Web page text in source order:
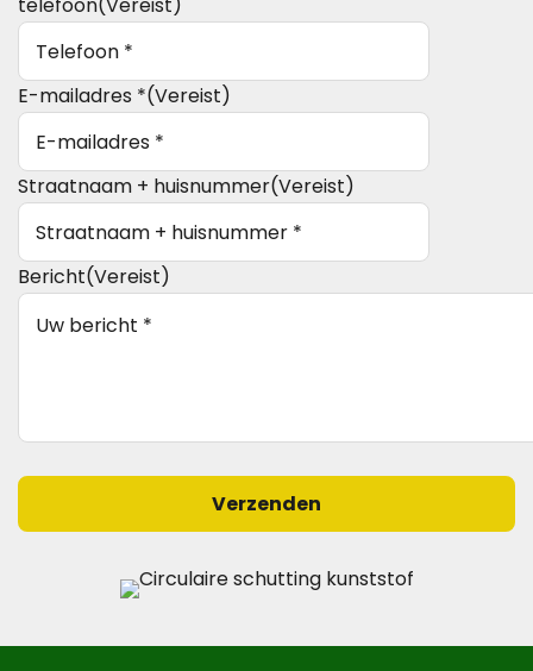
E-mailadres *(Vereist)
Straatnaam + huisnummer(Vereist)
Bericht(Vereist)